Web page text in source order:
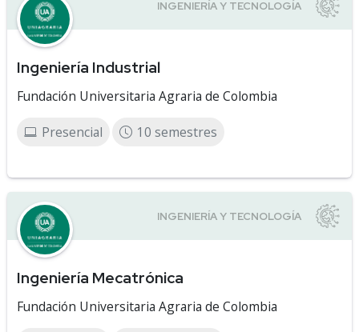
Ingeniería Industrial
Fundación Universitaria Agraria de Colombia
Presencial 10 semestres
Ingeniería Mecatrónica
Fundación Universitaria Agraria de Colombia